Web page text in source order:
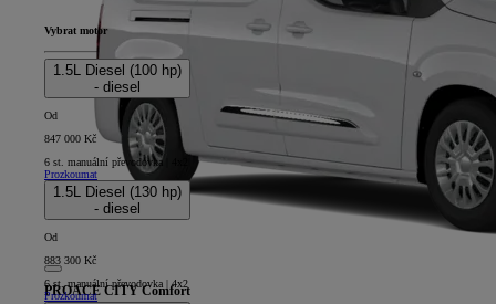
PROACE CITY Comfort
Vybrat motor
1.5L Diesel (100 hp)
- diesel
Od
847 000 Kč
6 st. manuální převodovka | 4x2
Prozkoumat
1.5L Diesel (130 hp)
- diesel
Od
883 300 Kč
6 st. manuální převodovka | 4x2
Prozkoumat